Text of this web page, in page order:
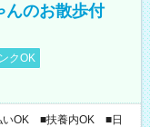
んのお散歩付
クOK
いOK ■扶養内OK ■日